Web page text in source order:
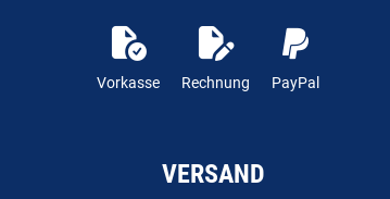
Vorkasse Rechnung PayPal
VERSAND